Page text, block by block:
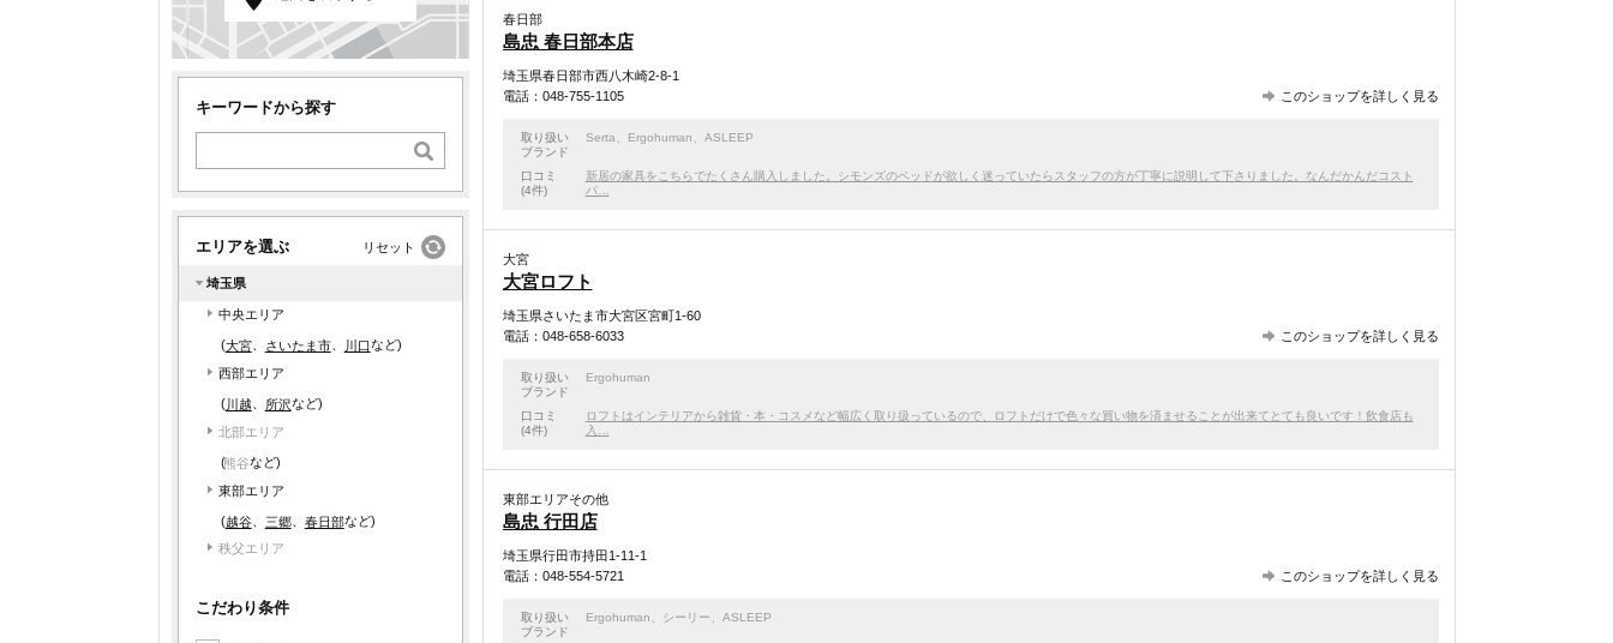
キーワードから探す
エリアを選ぶ リセット
埼玉県
中央エリア
(大宮、 さいたま市、 川口など)
西部エリア
(川越 所沢など)
北部エリア
(熊谷など)
東部エリア
(越谷、 三郷、 春日部など)
秩父エリア
こだわり条件
春日部
島忠 春日部本店
埼玉県春日部市西八木崎2-8-1
電話：048-755-1105
このショップを詳しく見る
取り扱い
ブランド
Serta Ergohuman ASLEEP
口コミ
(4件)
新居の家具をこちらでたくさん購入しました。シモンズのベッドが欲しく迷っていたらスタッフの方が丁寧に説明して下さりました。なんだかんだコスト
パ…
大宮
大宮ロフト
埼玉県さいたま市大宮区宮町1-60
電話：048-658-6033
このショップを詳しく見る
取り扱い
ブランド
Ergohuman
口コミ
(4件)
ロフトはインテリアから雑貨・本・コスメなど幅広く取り扱っているので、ロフトだけで色々な買い物を済ませることが出来てとても良いです！飲食店も
入…
東部エリアその他
島忠 行田店
埼玉県行田市持田1-11-1
電話：048-554-5721
このショップを詳しく見る
取り扱い
ブランド
Ergohuman シーリー ASLEEP